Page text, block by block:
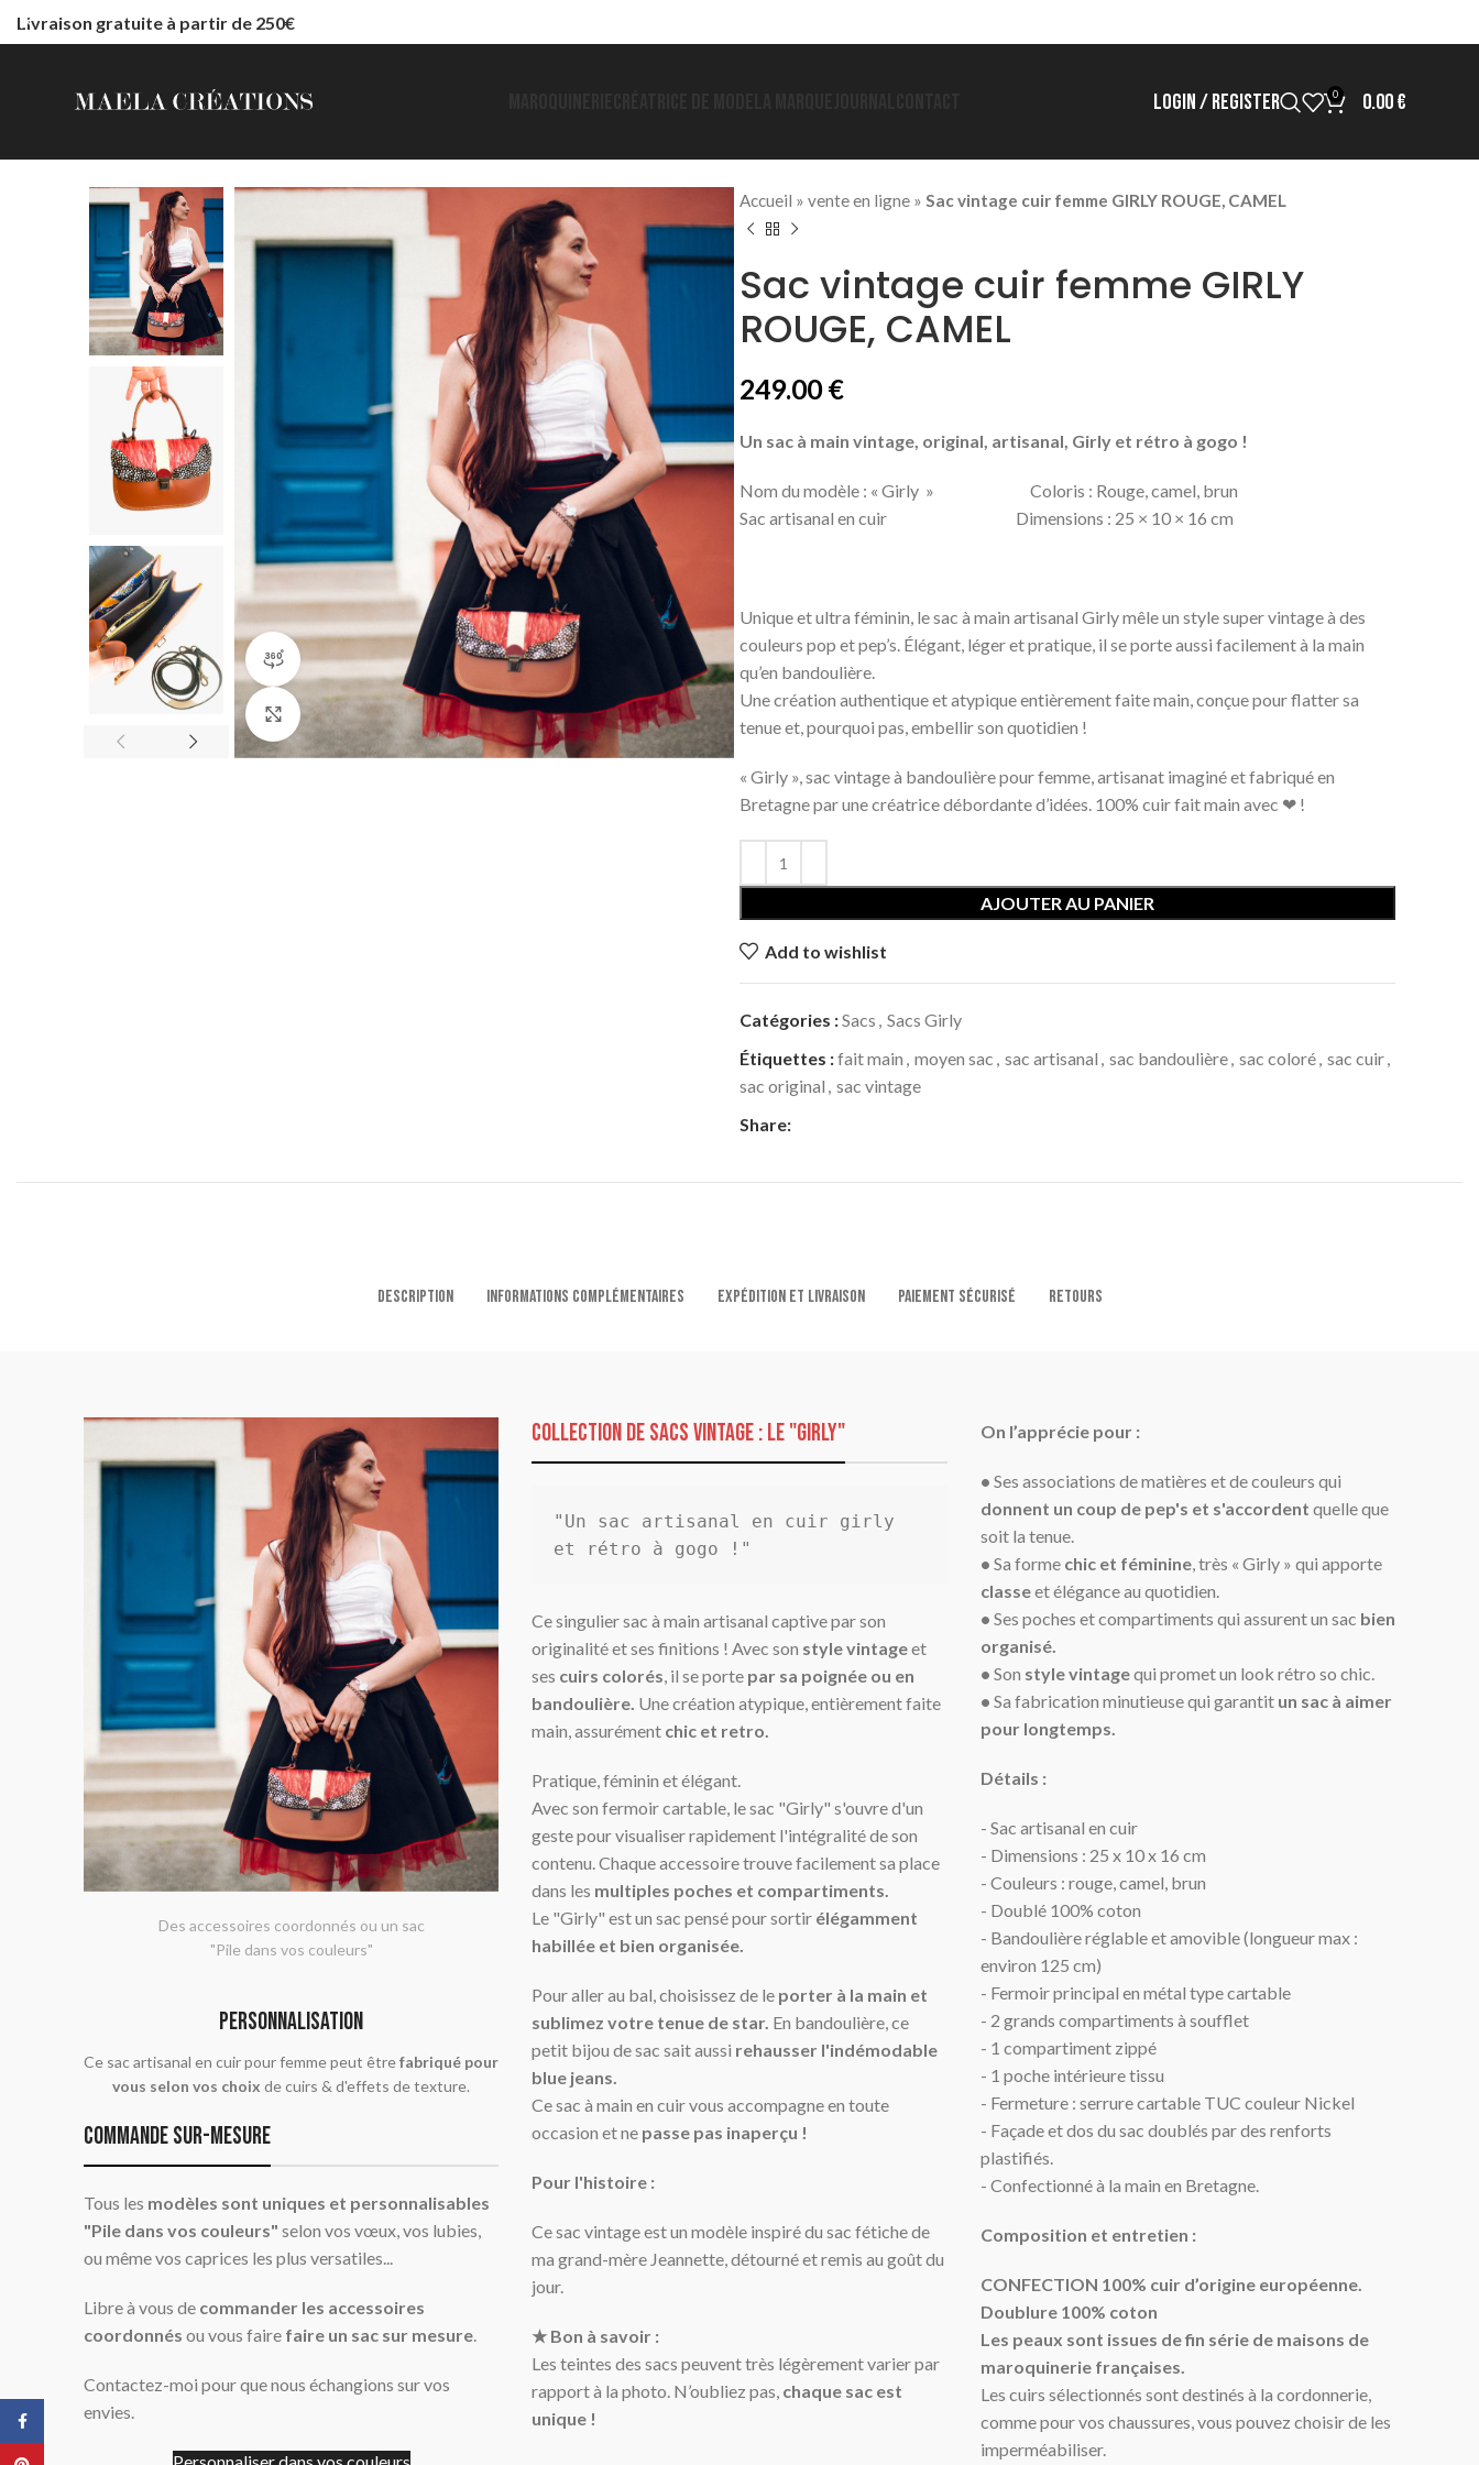
LOGIN / REGISTER 0 0.00€
360 product view
Click to enlarge
Accueil » vente en ligne » Sac vintage cuir femme GIRLY ROUGE, CAMEL
Sac vintage cuir femme GIRLY
ROUGE, CAMEL
249.00€
Un sac à main vintage, original, artisanal, Girly et rétro à gogo !
Nom du modèle : « Girly » Coloris : Rouge, camel, brun
Sac artisanal en cuir Dimensions : 25 × 10 × 16 cm
Unique et ultra féminin, le sac à main artisanal Girly mêle un style super vintage à des
couleurs pop et pep’s. Élégant, léger et pratique, il se porte aussi facilement à la main
qu’en bandoulière.
Une création authentique et atypique entièrement faite main, conçue pour flatter sa
tenue et, pourquoi pas, embellir son quotidien !
« Girly », sac vintage à bandoulière pour femme, artisanat imaginé et fabriqué en
Bretagne par une créatrice débordante d’idées. 100% cuir fait main avec ❤ !
AJOUTER AU PANIER
Add to wishlist
Catégories :Sacs , Sacs Girly
Étiquettes :fait main , moyen sac , sac artisanal , sac bandoulière, sac coloré, sac cuir,
sac original , sac vintage
Share:
DESCRIPTION INFORMATIONS COMPLÉMENTAIRES EXPÉDITION ET LIVRAISON PAIEMENT SÉCURISÉ RETOURS
Des accessoires coordonnés ou un sac
"Pile dans vos couleurs"
PERSONNALISATION
Ce sac artisanal en cuir pour femme peut êtrefabriqué pour
vous selon vos choix de cuirs & d'effets de texture.
commande sur-mesure
Tous les modèles sont uniques et personnalisables
"Pile dans vos couleurs" selon vos vœux, vos lubies,
ou même vos caprices les plus versatiles...
Libre à vous de commander les accessoires
coordonnés ou vous faire faire un sac sur mesure.
Contactez-moi pour que nous échangions sur vos
envies.
Collection de sacs vintage : le "girly"
"Un sac artisanal en cuir
girly
et rétro à gogo !"
Ce singulier sac à main artisanal captive par son
originalité et ses finitions ! Avec son style vintageet
ses cuirs colorés, il se porte par sa poignée ou en
bandoulière. Une création atypique, entièrement faite
main, assurément chic et retro.
Pratique, féminin et élégant.
Avec son fermoir cartable, le sac "Girly" s'ouvre d'un
geste pour visualiser rapidement l'intégralité de son
contenu. Chaque accessoire trouve facilement sa place
dans les multiples poches et compartiments.
Le "Girly" est un sac pensé pour sortir élégamment
habillée et bien organisée.
Pour aller au bal, choisissez de le porter à la main et
sublimez votre tenue de star. En bandoulière, ce
petit bijou de sac sait aussi rehausser l'indémodable
blue jeans.
Ce sac à main en cuir vous accompagne en toute
occasion et ne passe pas inaperçu !
Pour l'histoire :
Ce sac vintage est un modèle inspiré du sac fétiche de
ma grand-mère Jeannette, détourné et remis au goût du
jour.
★ Bon à savoir :
Les teintes des sacs peuvent très légèrement varier par
rapport à la photo. N’oubliez pas, chaque sac est
unique !
On l’apprécie pour :
• Ses associations de matières et de couleurs qui
donnent un coup de pep's et s'accordent quelle que
soit la tenue.
• Sa forme chic et féminine, très « Girly » qui apporte
classeet élégance au quotidien.
• Ses poches et compartiments qui assurent un sac bien
organisé.
• Son style vintagequi promet un look rétro so chic.
• Sa fabrication minutieuse qui garantit un sac à aimer
pour longtemps.
Détails :
- Sac artisanal en cuir
- Dimensions : 25 x 10 x 16 cm
- Couleurs : rouge, camel, brun
- Doublé 100% coton
- Bandoulière réglable et amovible (longueur max :
environ 125 cm)
- Fermoir principal en métal type cartable
- 2 grands compartiments à soufflet
- 1 compartiment zippé
- 1 poche intérieure tissu
- Fermeture : serrure cartable TUC couleur Nickel
- Façade et dos du sac doublés par des renforts
plastifiés.
- Confectionné à la main en Bretagne.
Composition et entretien :
CONFECTION 100% cuir d’origine européenne.
Doublure 100% coton
Les peaux sont issues de fin série de maisons de
maroquinerie françaises.
Les cuirs sélectionnés sont destinés à la cordonnerie,
comme pour vos chaussures, vous pouvez choisir de les
imperméabiliser.
Livraison gratuite à partir de 250€
Facebook